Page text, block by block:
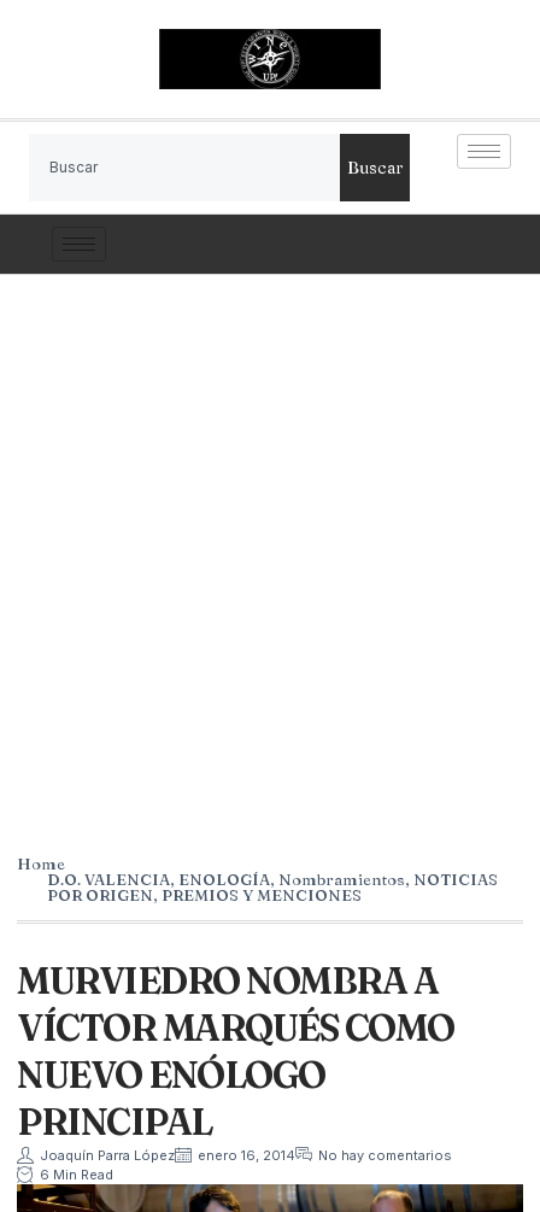
Buscar
Home
D.O. VALENCIA, ENOLOGÍA, Nombramientos, NOTICIAS
POR ORIGEN, PREMIOS Y MENCIONES
MURVIEDRO NOMBRA A
VÍCTOR MARQUÉS COMO
NUEVO ENÓLOGO
PRINCIPAL
Joaquín Parra López enero 16, 2014
No hay comentarios
6 Min Read